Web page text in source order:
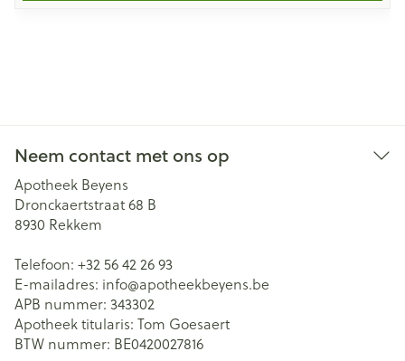
Neem contact met ons op
Apotheek Beyens
Dronckaertstraat 68 B
8930 Rekkem
Telefoon: +32 56 42 26 93
E-mailadres: info@apotheekbeyens.be
APB nummer: 343302
Apotheek titularis: Tom Goesaert
BTW nummer: BE0420027816